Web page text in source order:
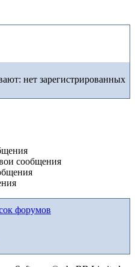
нет зарегистрированных
сообщения
форумов